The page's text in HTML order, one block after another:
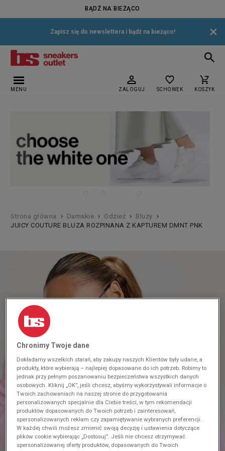
BĄDŹ NA BIEŻĄCO
Zapisz się do newslettera i bądź na bieżąco! ×
MENU ZALOGUJ SCHOWEK KOSZYK
Strona główna › Damskie › Odzież › Bluzy ›
JUICY COUTURE BLUZA ROZPINANA Z KAPTUREM DMNT PNK
Chronimy Twoje dane
Dokładamy wszelkich starań, aby zakupy naszych Klientów były udane, a
produkty, które wybierają – najlepiej dopasowane do ich potrzeb. Robimy to
jednak przy pełnym poszanowaniu bezpieczeństwa wszystkich danych
osobowych. Kliknij „OK”, jeśli chcesz, abyśmy wykorzystywali informacje o
Twoich zachowaniach na naszej stronie do przygotowania
personalizowanych specjalnie dla Ciebie treści, w tym rekomendacji
produktów dopasowanych do Twoich potrzeb i zainteresowań,
spersonalizowanych reklam czy zapamiętywanie wybranych preferencji.
W każdej chwili możesz zmienić swoją decyzję i ustawienia dotyczące
plików cookie wybierając „Dostosuj”. Jeśli nie chcesz otrzymywać
spersonalizowanej oferty produktów, dopasowanych do Twoich